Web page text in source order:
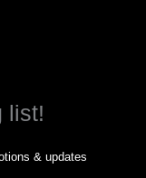
list!
& updates